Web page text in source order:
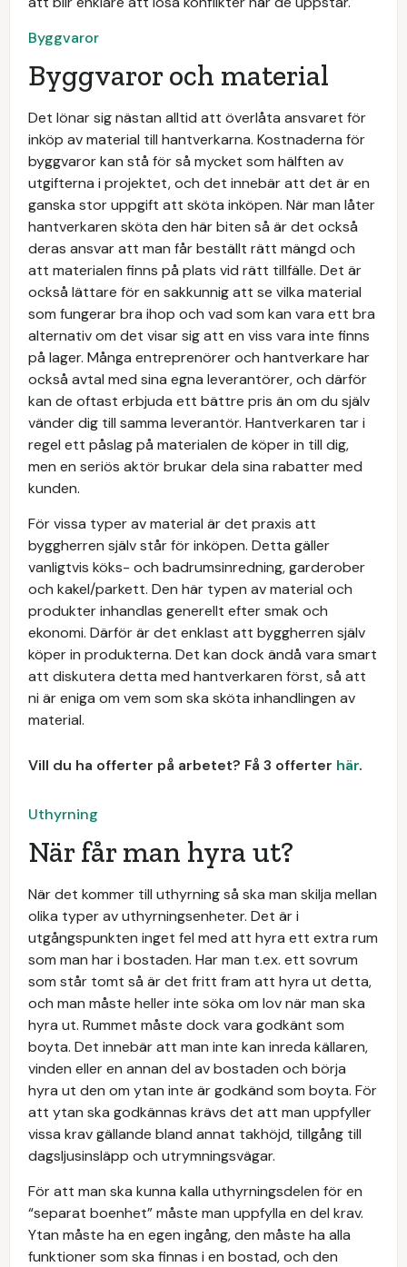
Byggvaror
Byggvaror och material
Det lönar sig nästan alltid att överlåta ansvaret för
inköp av material till hantverkarna. Kostnaderna för
byggvaror kan stå för så mycket som hälften av
utgifterna i projektet, och det innebär att det är en
ganska stor uppgift att sköta inköpen. När man låter
hantverkaren sköta den här biten så är det också
deras ansvar att man får beställt rätt mängd och
att materialen finns på plats vid rätt tillfälle. Det är
också lättare för en sakkunnig att se vilka material
som fungerar bra ihop och vad som kan vara ett bra
alternativ om det visar sig att en viss vara inte finns
på lager. Många entreprenörer och hantverkare har
också avtal med sina egna leverantörer, och därför
kan de oftast erbjuda ett bättre pris än om du själv
vänder dig till samma leverantör. Hantverkaren tar i
regel ett påslag på materialen de köper in till dig,
men en seriös aktör brukar dela sina rabatter med
kunden.
För vissa typer av material är det praxis att
byggherren själv står för inköpen. Detta gäller
vanligtvis köks- och badrumsinredning, garderober
och kakel/parkett. Den här typen av material och
produkter inhandlas generellt efter smak och
ekonomi. Därför är det enklast att byggherren själv
köper in produkterna. Det kan dock ändå vara smart
att diskutera detta med hantverkaren först, så att
ni är eniga om vem som ska sköta inhandlingen av
material.
Vill du ha offerter på arbetet? Få 3 offerter här.
Uthyrning
När får man hyra ut?
När det kommer till uthyrning så ska man skilja mellan
olika typer av uthyrningsenheter. Det är i
utgångspunkten inget fel med att hyra ett extra rum
som man har i bostaden. Har man t.ex. ett sovrum
som står tomt så är det fritt fram att hyra ut detta,
och man måste heller inte söka om lov när man ska
hyra ut. Rummet måste dock vara godkänt som
boyta. Det innebär att man inte kan inreda källaren,
vinden eller en annan del av bostaden och börja
hyra ut den om ytan inte är godkänd som boyta. För
att ytan ska godkännas krävs det att man uppfyller
vissa krav gällande bland annat takhöjd, tillgång till
dagsljusinsläpp och utrymningsvägar.
För att man ska kunna kalla uthyrningsdelen för en
“separat boenhet” måste man uppfylla en del krav.
Ytan måste ha en egen ingång, den måste ha alla
funktioner som ska finnas i en bostad, och den